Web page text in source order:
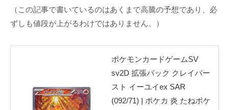
（この記事で書いているのはあくまで高騰の予想であり、必
ずしも値段が上がるわけではありません。）
ポケモンカードゲームSV
sv2D 拡張パック クレイバー
スト イーユイex SAR
(092/71) | ポケカ 炎 たねポケ